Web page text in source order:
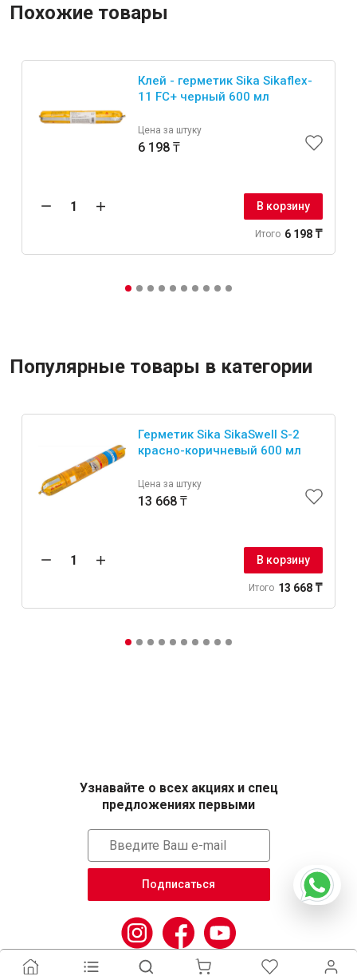
Похожие товары
Клей - герметик Sika Sikaflex-
11 FC+ черный 600 мл
Цена за штуку
6 198 ₸
В корзину
Итого 6 198 ₸
Популярные товары в категории
Герметик Sika SikaSwell S-2
красно-коричневый 600 мл
Цена за штуку
13 668 ₸
В корзину
Итого 13 668 ₸
Узнавайте о всех акциях и спец
предложениях первыми
Подписаться